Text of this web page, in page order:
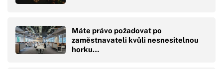
Máte právo požadovat po
zaměstnavateli kvůli nesnesitelnou
horku…